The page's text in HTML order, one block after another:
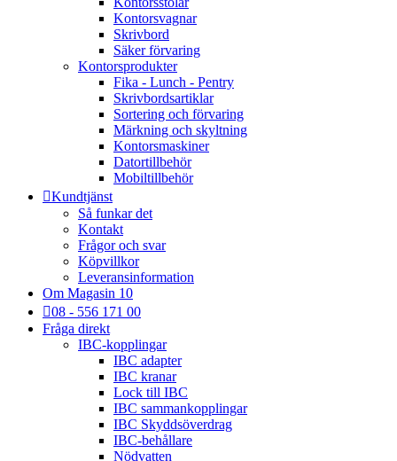
Kontorsvagnar
Skrivbord
Säker förvaring
Kontorsprodukter
Fika - Lunch - Pentry
Skrivbordsartiklar
Sortering och förvaring
Märkning och skyltning
Kontorsmaskiner
Datortillbehör
Mobiltillbehör
Kundtjänst
Så funkar det
Kontakt
Frågor och svar
Köpvillkor
Leveransinformation
Om Magasin 10
08 - 556 171 00
Fråga direkt
IBC-kopplingar
IBC adapter
IBC kranar
Lock till IBC
IBC sammankopplingar
IBC Skyddsöverdrag
IBC-behållare
Nödvatten